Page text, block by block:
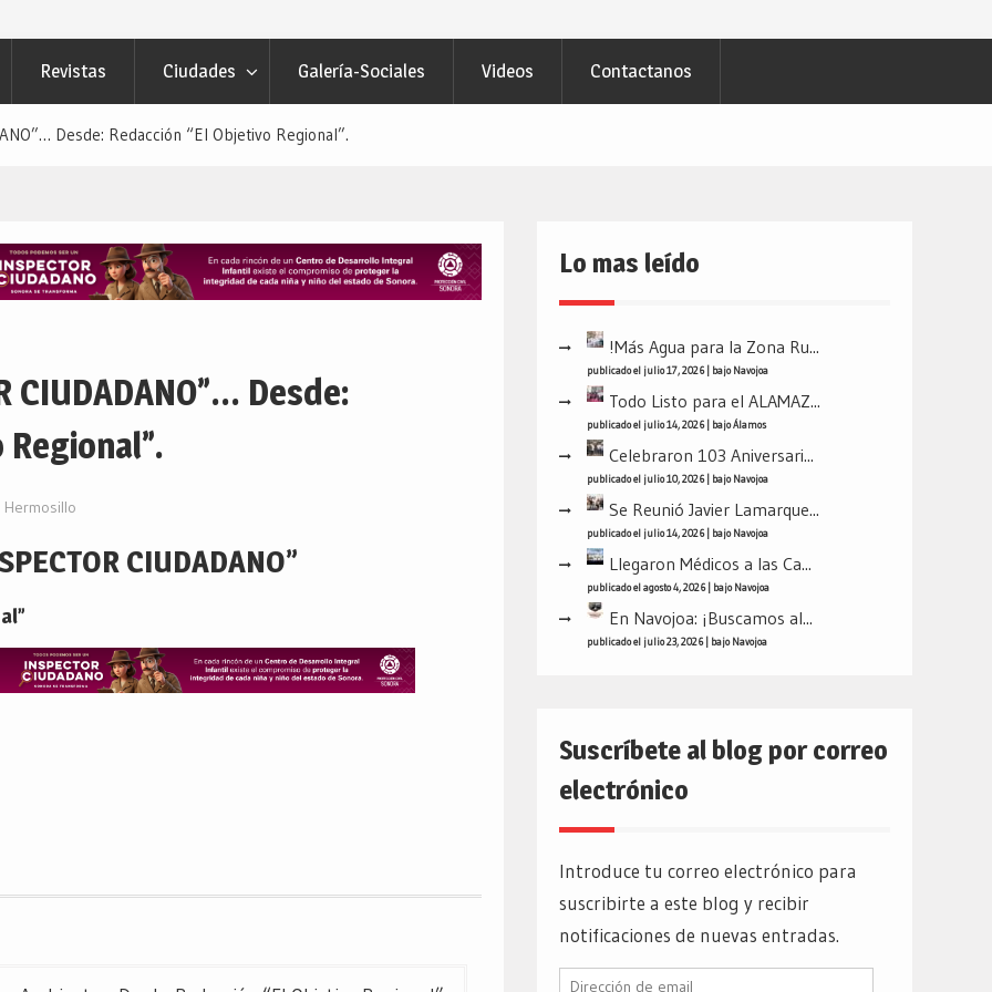
Revistas Ciudades Galería-Sociales Videos Contactanos
Desde: Redacción “El Objetivo Regional”.
CIUDADANO”… Desde:
Hermosillo
CIUDADANO”
Lo mas leído
!Más Agua para la Zona Ru...
publicado el julio 17, 2026| bajoNavojoa
Todo Listo para el ALAMAZ...
publicado el julio 14, 2026| bajoÁlamos
Celebraron 103 Aniversari...
publicado el julio 10, 2026| bajoNavojoa
Se Reunió Javier Lamarque...
publicado el julio 14, 2026| bajoNavojoa
Llegaron Médicos a las Ca...
publicado el agosto 4, 2026| bajoNavojoa
En Navojoa: ¡Buscamos al...
publicado el julio 23, 2026| bajoNavojoa
Suscríbete al blog por correo
electrónico
Introduce tu correo electrónico para
suscribirte a este blog y recibir
notificaciones de nuevas entradas.
Dirección